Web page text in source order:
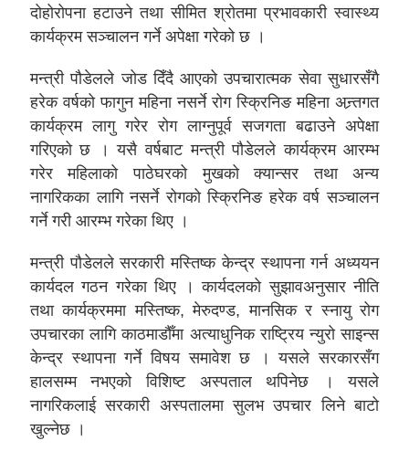
दोहोरोपना हटाउने तथा सीमित श्रोतमा प्रभावकारी स्वास्थ्य
कार्यक्रम सञ्चालन गर्ने अपेक्षा गरेको छ ।
मन्त्री पौडेलले जोड दिँदै आएको उपचारात्मक सेवा सुधारसँगै
हरेक वर्षको फागुन महिना नसर्ने रोग स्क्रिनिङ महिना अन्र्तगत
कार्यक्रम लागु गरेर रोग लाग्नुपूर्व सजगता बढाउने अपेक्षा
गरिएको छ । यसै वर्षबाट मन्त्री पौडेलले कार्यक्रम आरम्भ
गरेर महिलाको पाठेघरको मुखको क्यान्सर तथा अन्य
नागरिकका लागि नसर्ने रोगको स्क्रिनिङ हरेक वर्ष सञ्चालन
गर्ने गरी आरम्भ गरेका थिए ।
मन्त्री पौडेलले सरकारी मस्तिष्क केन्द्र स्थापना गर्न अध्ययन
कार्यदल गठन गरेका थिए । कार्यदलको सुझावअनुसार नीति
तथा कार्यक्रममा मस्तिष्क, मेरुदण्ड, मानसिक र स्नायु रोग
उपचारका लागि काठमाडौँमा अत्याधुनिक राष्ट्रिय न्युरो साइन्स
केन्द्र स्थापना गर्ने विषय समावेश छ । यसले सरकारसँग
हालसम्म नभएको विशिष्ट अस्पताल थपिनेछ । यसले
नागरिकलाई सरकारी अस्पतालमा सुलभ उपचार लिने बाटो
खुल्नेछ ।